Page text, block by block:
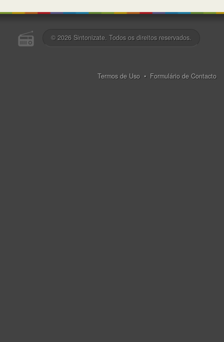
© 2026 Sintonizate. Todos os direitos reservados.
Termos de Uso • Formulário de Contacto